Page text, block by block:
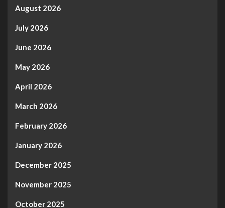
August 2026
July 2026
June 2026
May 2026
April 2026
March 2026
February 2026
January 2026
December 2025
November 2025
October 2025